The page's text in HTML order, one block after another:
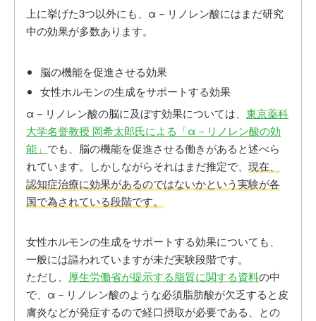
上に挙げた3つ以外にも、α－リノレン酸にはまだ研究
中の効果が多数あります。
脳の機能を促進させる効果
女性ホルモンの生成をサポートする効果
α－リノレン酸の脳に及ぼす効果については、 東京薬科
大学名誉教授 岡希太郎氏による「α－リノレン酸の効
能」 でも、脳の機能を促進させる働きがあると述べら
れています。しかしながらそれはまだ推定で、 現在、
認知症治療に効果があるのではないかという実験が各
国で為されている段階です。
女性ホルモンの生成をサポートする効果についても、
一般には謳われていますが未だ実験段階です。
ただし、 厚生労働省が提示する脂質に関する資料の中
で、α－リノレン酸のような必須脂肪酸が欠乏すると皮
膚炎などが発症するので経口摂取が必要である、との